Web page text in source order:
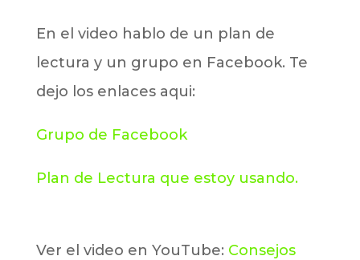
En el video hablo de un plan de
lectura y un grupo en Facebook. Te
dejo los enlaces aqui:
Grupo de Facebook
Plan de Lectura que estoy usando.
Ver el video en YouTube: Consejos